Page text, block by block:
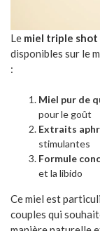
Le miel triple shot
disponibles sur le
:
Miel pur de
pour le goût
Extraits
stimulantes
Formule
et la libido
Ce miel est
couples qui